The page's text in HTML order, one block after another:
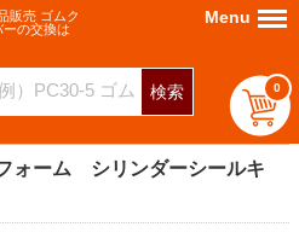
販売 ゴムク
の交換は
検索 0
Menu Menu
ォーム シリンダーシールキ